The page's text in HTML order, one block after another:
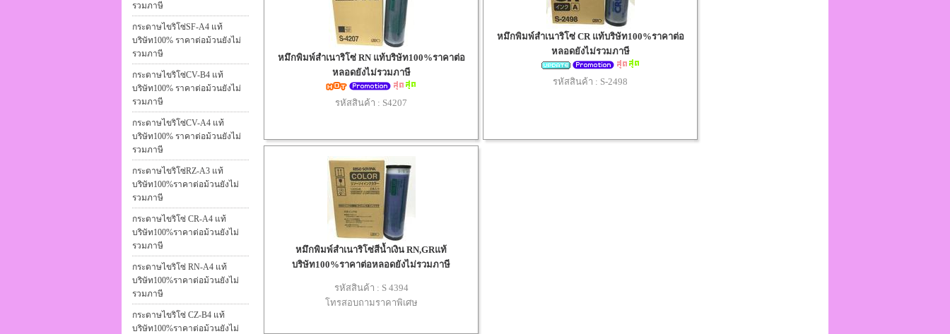
รวมภาษี
กระดาษไขริโซ่SF-A4 แท้
บริษัท100% ราคาต่อม้วนยังไม่
รวมภาษี
กระดาษไขริโซ่CV-B4 แท้
บริษัท100% ราคาต่อม้วนยังไม่
รวมภาษี
กระดาษไขริโซ่CV-A4 แท้
บริษัท100% ราคาต่อม้วนยังไม่
รวมภาษี
กระดาษไขริโซ่RZ-A3 แท้
บริษัท100%ราคาต่อม้วนยังไม่
รวมภาษี
กระดาษไขริโซ่ CR-A4 แท้
บริษัท100%ราคาต่อม้วนยังไม่
รวมภาษี
กระดาษไขริโซ่ RN-A4 แท้
บริษัท100%ราคาต่อม้วนยังไม่
รวมภาษี
กระดาษไขริโซ่ CZ-B4 แท้
บริษัท100%ราคาต่อม้วนยังไม่
หมึกพิมพ์สำเนาริโซ่ RN แท้บริษัท100%ราคาต่อ
หลอดยังไม่รวมภาษี
รหัสสินค้า : S4207
หมึกพิมพ์สำเนาริโซ่ CR แท้บริษัท100%ราคาต่อ
หลอดยังไม่รวมภาษี
รหัสสินค้า : S-2498
หมึกพิมพ์สำเนาริโซ่สีน้ำเงิน RN,GRแท้
บริษัท100%ราคาต่อหลอดยังไม่รวมภาษี
รหัสสินค้า : S 4394
โทรสอบถามราคาพิเศษ